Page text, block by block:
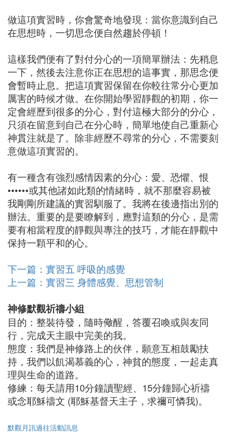
做這項實習時，你會驚奇地發現：當你意識到自己
在思想時，一切思念便自然趨於停頓！
這樣我們便有了對付分心的一項簡單辦法：先稍息
一下，然後去注意你正在思想的這事實，那思念便
會暫時止息。把這項實習保留在你較往常分心更加
厲害的時候才做。在你開始學習靜觀的初期，你一
定會經歷到很多的分心，對付這極大部分的分心，
只須在留意到自己在分心時，簡單地使自己重新心
神貫注就是了。除非經歷不尋常的分心，不需要刻
意做這項實習的。
有一種含有強烈感情因素的分心：愛、恐懼、恨
••••••或其他諸如此類的情緒時，就不那麼容易被
我剛剛所建議的實習馴服了。我將在後邊指出別的
辦法。重要的是要瞭解到，應對這類的分心，是需
要有相當程度的靜觀與專注的技巧，才能在靜觀中
保持一顆平和的心。
下一篇：實習五 呼吸的感覺
上一篇：實習三 身體感覺、思想管制
神修默觀祈禱小組
目的：整裝待發，隨時儆醒，答覆召喚或與友同
行，完成天主眼中完美的我。
態度：我們是神修路上的伙伴，願意互相鼓勵扶
持，我們以飢渴慕義的心，神貧的態度，一起走真
理與生命的道路。
修練：每天請用10分鐘讀聖經、15分鐘歸心祈禱
或念耶穌禱文 (耶穌基督天主子，求禰可憐我)。
默觀月訊過往活動訊息